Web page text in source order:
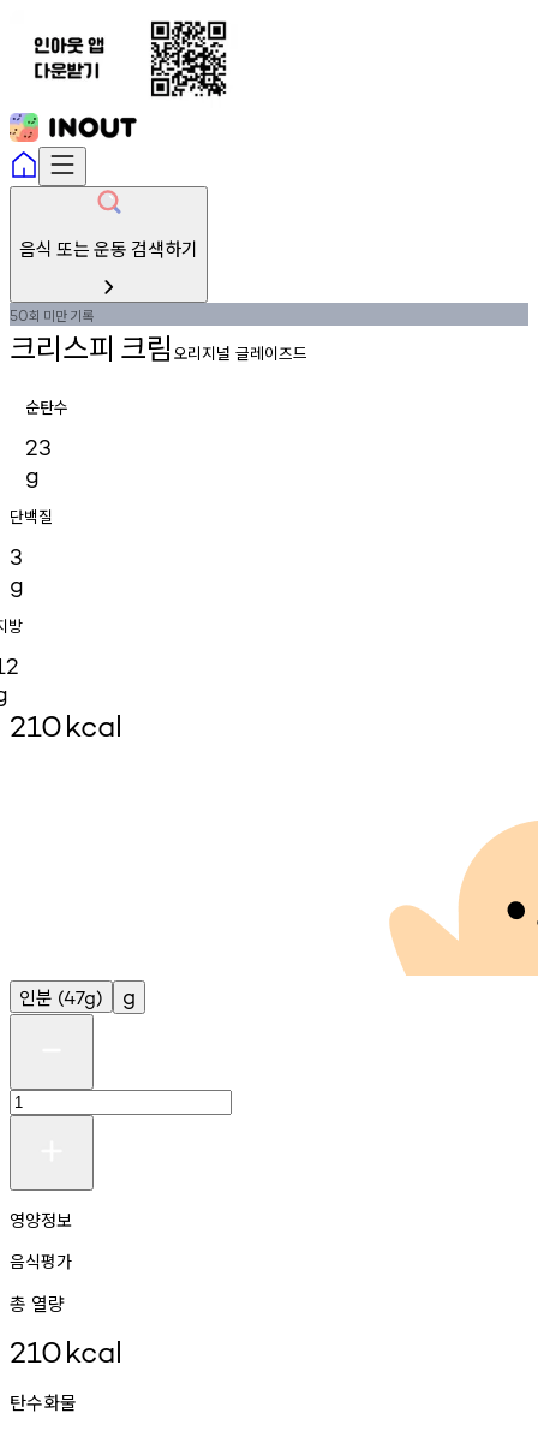
음식 또는 운동 검색하기
50회 미만기록
크리스피 크림 오리지널 글레이즈드
순탄수
23
g
단백질
3
g
방
210kcal
인분 (47g) g
영양정보
음식평가
총 열량
210kcal
탄수화물